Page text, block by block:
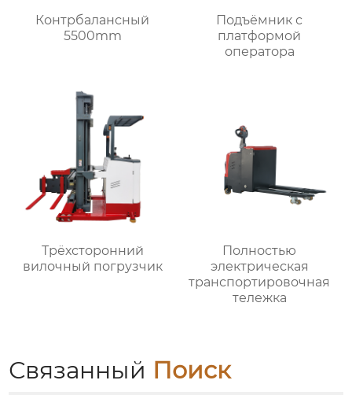
Контрбалансный
5500mm
Подъёмник с
платформой
оператора
Трёхсторонний
вилочный погрузчик
Полностью
электрическая
транспортировочная
тележка
Связанный Поиск